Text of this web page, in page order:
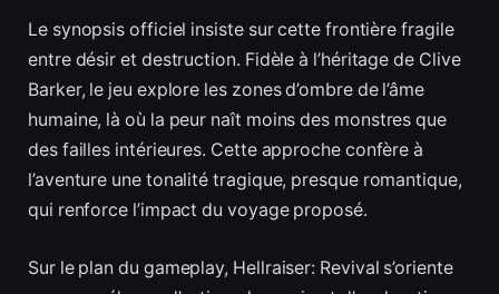
Le synopsis officiel insiste sur cette frontière fragile
entre désir et destruction. Fidèle à l’héritage de Clive
Barker, le jeu explore les zones d’ombre de l’âme
humaine, là où la peur naît moins des monstres que
des failles intérieures. Cette approche confère à
l’aventure une tonalité tragique, presque romantique,
qui renforce l’impact du voyage proposé.
Sur le plan du gameplay, Hellraiser: Revival s’oriente